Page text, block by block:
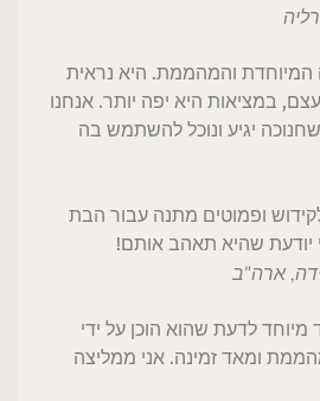
המיוחדת והמהממת. היא נראית
במציאות היא יפה יותר. אנחנו
יגיע ונוכל להשתמש בה
ופמוטים מתנה עבור הבת
יודעת שהיא תאהב אותם!
ארה"ב
לדעת שהוא הוכן על ידי
ומאד זמינה. אני ממליצה